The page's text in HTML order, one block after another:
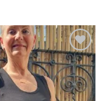
Toevoegen
aan
wenslijst